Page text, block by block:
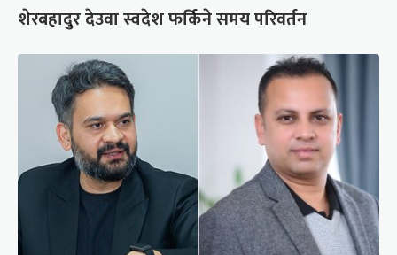
शेरबहादुर देउवा स्वदेश फर्किने समय परिवर्तन